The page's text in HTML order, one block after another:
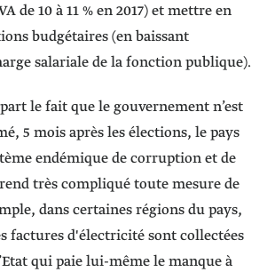
de 10 à 11 % en 2017) et mettre en
budgétaires (en baissant
salariale de la fonction publique).
le fait que le gouvernement n’est
5 mois après les élections, le pays
endémique de corruption et de
très compliqué toute mesure de
dans certaines régions du pays,
factures d'électricité sont collectées
qui paie lui-même le manque à